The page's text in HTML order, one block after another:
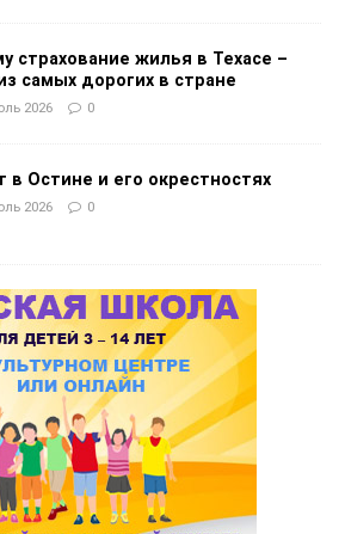
страхование жилья в Техасе –
самых дорогих в стране
2026 0
в Остине и его окрестностях
2026 0